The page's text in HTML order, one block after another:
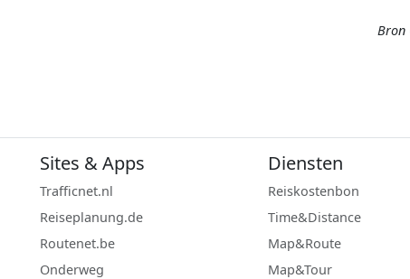
Bron
Sites & Apps
Trafficnet.nl
Reiseplanung.de
Routenet.be
Onderweg
Diensten
Reiskostenbon
Time&Distance
Map&Route
Map&Tour